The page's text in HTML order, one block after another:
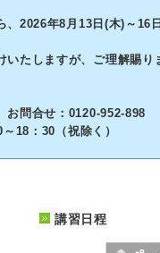
2026年8月13日(木)～16
たしますが、ご理解賜り
合せ：0120-952-898
18：30（祝除く）
講習日程